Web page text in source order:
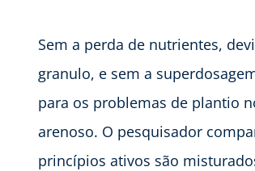
Sem a perda de nutrientes,
granulo, e sem a
para os problemas de plantio
arenoso. O pesquisador
princípios ativos são